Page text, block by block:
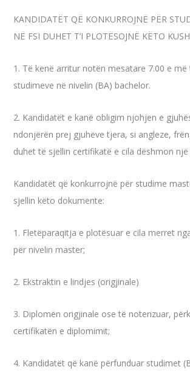
KANDIDATËT QË KONKURROJNË PËR
NË FSI DUHET T’I PLOTËSOJNË KËTO
1. Të kenë arritur notën mesatare 7.00 e
studimeve në nivelin (BA) bachelor.
2. Kandidatët e kanë obligim njohjen e
ndonjërën prej gjuhëve tjera, si angleze,
duhet të sjellin certifikatë e cila dëshmon
Kandidatët që konkurrojnë për studime
sjellin këto dokumente:
1. Fletëparaqitja e plotësuar e cila merret
për nivelin master;
2. Ekstraktin e lindjes (origjinale)
3. Diplomën origjinale ose të noterizuar,
certifikatën e diplomimit;
4. Kandidatët që kanë përfunduar studimet